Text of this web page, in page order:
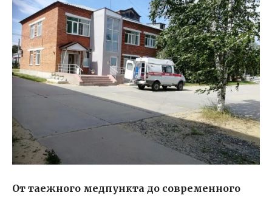
От таежного медпункта до современного